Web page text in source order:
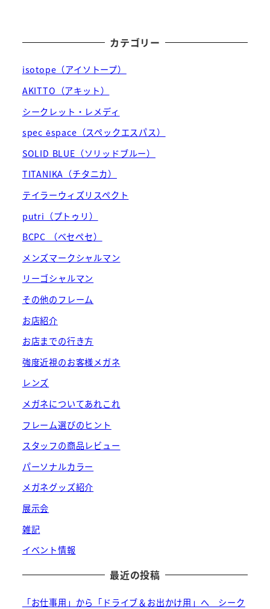
カテゴリー
isotope（アイソトープ）
AKITTO（アキット）
シークレット・レメディ
spec ēspace（スペックエスパス）
SOLID BLUE（ソリッドブルー）
TITANIKA（チタニカ）
テイラーウィズリスペクト
putri（プトゥリ）
BCPC （ベセペセ）
メンズマークシャルマン
リーゴシャルマン
その他のフレーム
お店紹介
お店までの行き方
強度近視のお客様メガネ
レンズ
メガネについてあれこれ
フレーム選びのヒント
スタッフの商品レビュー
パーソナルカラー
メガネグッズ紹介
展示会
雑記
イベント情報
最近の投稿
「お仕事用」から「ドライブ＆お出かけ用」へ シーク